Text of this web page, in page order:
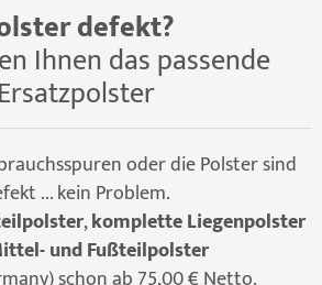
defekt?
Ihnen das passende
Ersatzpolster
oder die Polster sind
... kein Problem.
,komplette Liegenpolster
und Fußteilpolster